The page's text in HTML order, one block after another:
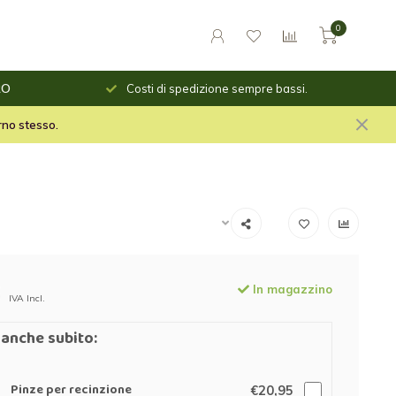
0
per il fuoco e stuf per
Costi di spedizione sempre bassi.
stesso.
IVA Incl.
In magazzino
subito:
Pinze per recinzione €20,95